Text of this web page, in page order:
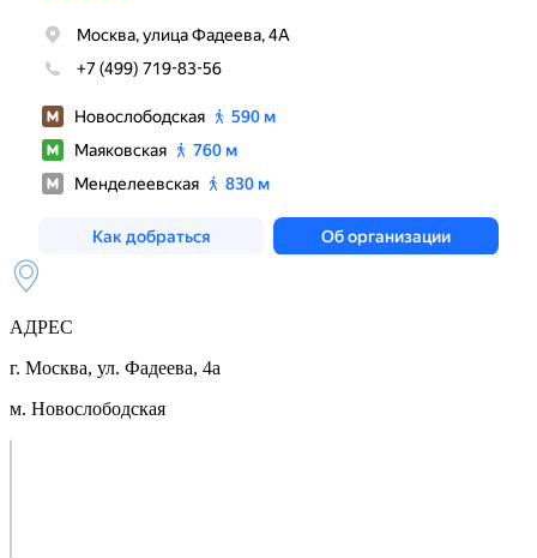
АДРЕС
г. Москва, ул. Фадеева, 4а
м. Новослободская